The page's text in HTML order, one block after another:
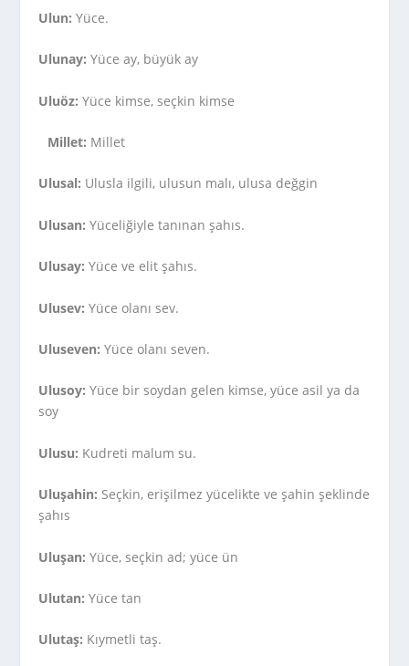
Ulun: Yüce.
Ulunay: Yüce ay, büyük ay
Uluöz: Yüce kimse, seçkin kimse
Millet: Millet
Ulusal: Ulusla ilgili, ulusun malı, ulusa değgin
Ulusan: Yüceliğiyle tanınan şahıs.
Ulusay: Yüce ve elit şahıs.
Ulusev: Yüce olanı sev.
Uluseven: Yüce olanı seven.
Ulusoy: Yüce bir soydan gelen kimse, yüce asil ya da
soy
Ulusu: Kudreti malum su.
Uluşahin: Seçkin, erişilmez yücelikte ve şahin şeklinde
şahıs
Uluşan: Yüce, seçkin ad; yüce ün
Ulutan: Yüce tan
Ulutaş: Kıymetli taş.